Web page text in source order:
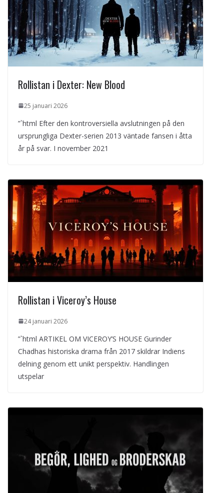
Rollistan i Dexter: New Blood
25 januari 2026
”`html Efter den kontroversiella avslutningen på den
ursprungliga Dexter-serien 2013 väntade fansen i åtta
år på svar. I november 2021
Rollistan i Viceroy’s House
24 januari 2026
”`html ARTIKEL OM VICEROY’S HOUSE Gurinder
Chadhas historiska drama från 2017 skildrar Indiens
delning genom ett unikt perspektiv. Handlingen
utspelar